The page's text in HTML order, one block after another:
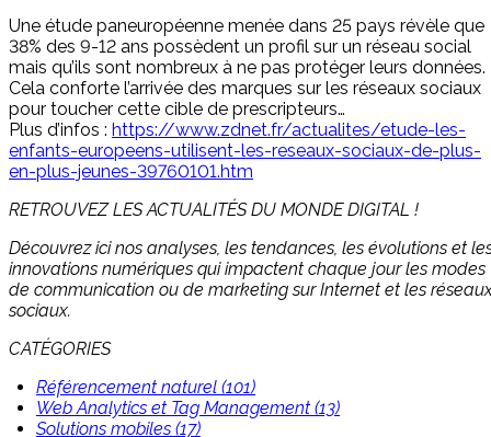
Une étude paneuropéenne menée dans 25 pays révèle que
38% des 9-12 ans possèdent un profil sur un réseau social
mais qu’ils sont nombreux à ne pas protéger leurs données.
Cela conforte l’arrivée des marques sur les réseaux sociaux
pour toucher cette cible de prescripteurs…
Plus d’infos : https://www.zdnet.fr/actualites/etude-les-
enfants-europeens-utilisent-les-reseaux-sociaux-de-plus-
en-plus-jeunes-39760101.htm
RETROUVEZ LES ACTUALITÉS DU MONDE DIGITAL !
Découvrez ici nos analyses, les tendances, les évolutions et
innovations numériques qui impactent chaque jour les modes
de communication ou de marketing sur Internet et les
sociaux.
CATÉGORIES
Référencement naturel (101)
Web Analytics et Tag Management (13)
Solutions mobiles (17)